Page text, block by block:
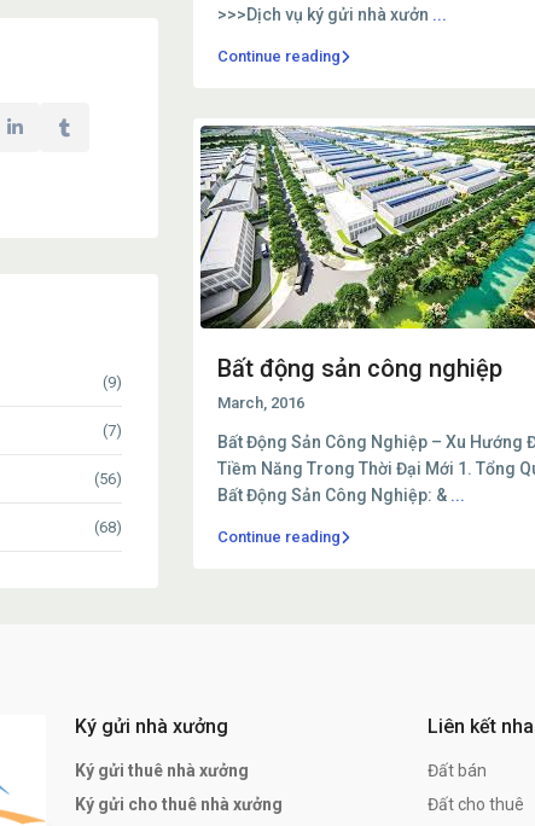
>>>Dịch vụ ký gửi nhà xưởn ...
Continue reading
Bất động sản công nghiệp
March, 2016
Bất Động Sản Công Nghiệp – Xu Hướng
Tiềm Năng Trong Thời Đại Mới 1. Tổng
Bất Động Sản Công Nghiệp: & ...
Continue reading
(9)
(7)
(56)
(68)
Ký gửi nhà xưởng
Ký gửi thuê nhà xưởng
Ký gửi cho thuê nhà xưởng
Liên kết
Đất bán
Đất cho thuê